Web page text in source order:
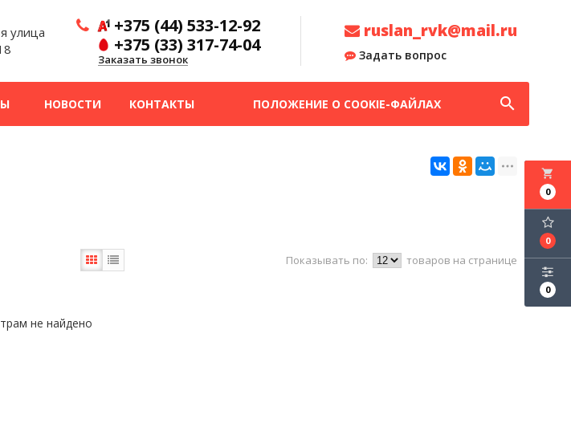
улица
+375 (44) 533-12-92
+375 (33) 317-74-04
Заказать звонок
ruslan_rvk@mail.ru
Задать вопрос
НОВОСТИ КОНТАКТЫ ПОЛОЖЕНИЕ О COOKIE-ФАЙЛАХ search
local_grocery_store
0
0
0
Показывать по: товаров на странице
не найдено